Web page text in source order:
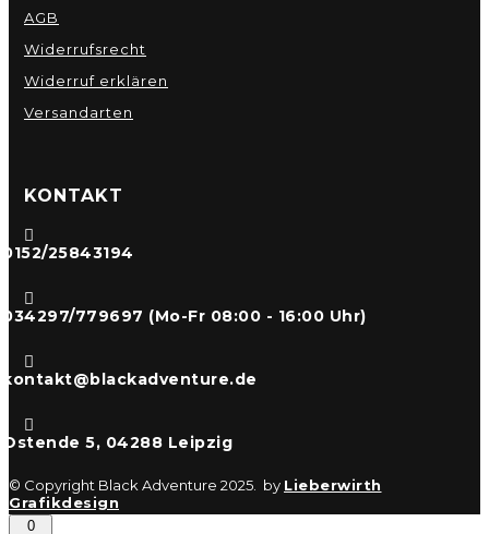
AGB
Widerrufsrecht
Widerruf erklären
Versandarten
KONTAKT

0152/25843194

034297/779697 (Mo-Fr 08:00 - 16:00 Uhr)

kontakt@blackadventure.de

Ostende 5, 04288 Leipzig
© Copyright Black Adventure 2025. by Lieberwirth
Grafikdesign
0